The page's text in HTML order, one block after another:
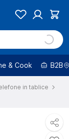
& Cook B2B
in tablice